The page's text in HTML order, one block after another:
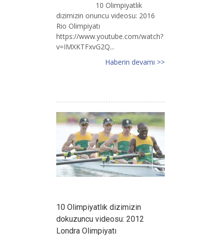
10 Olimpiyatlık
dizimizin onuncu videosu: 2016
Rio Olimpiyatı
https://www.youtube.com/watch?
v=IMXKTFxvG2Q...
Haberin devamı >>
10 Olimpiyatlık dizimizin
dokuzuncu videosu: 2012
Londra Olimpiyatı